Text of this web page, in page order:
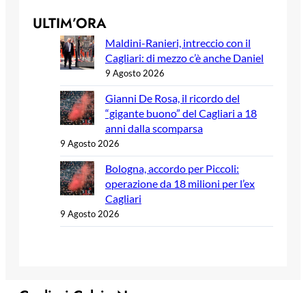
ULTIM’ORA
Maldini-Ranieri, intreccio con il
Cagliari: di mezzo c’è anche Daniel
9 Agosto 2026
Gianni De Rosa, il ricordo del
“gigante buono” del Cagliari a 18
anni dalla scomparsa
9 Agosto 2026
Bologna, accordo per Piccoli:
operazione da 18 milioni per l’ex
Cagliari
9 Agosto 2026